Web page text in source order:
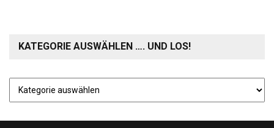
KATEGORIE AUSWÄHLEN …. UND LOS!
auswählen
und